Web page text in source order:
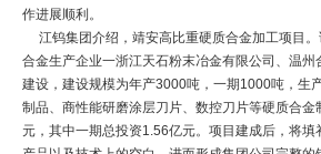
镁钛
地矿 建设
党建工作
作进展顺利。
江钨集团介绍，靖安高比重硬质合金加工项目
合金生产企业一浙江天石粉末冶金有限公司、温
建设，建设规模为年产3000吨，一期1000吨，生
制品、商性能研磨涂层刀片、数控刀片等硬质合金
元，其中一期总投资1.56亿元。项目建成后，将